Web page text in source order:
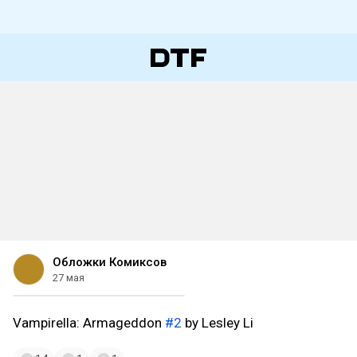
Обложки Комиксов
27 мая
Vampirella: Armageddon #2 by Lesley Li